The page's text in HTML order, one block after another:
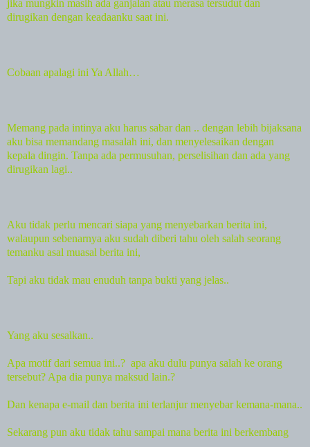
jika mungkin masih ada ganjalan atau merasa tersudut dan
dirugikan dengan keadaanku saat ini.
Cobaan apalagi ini Ya Allah…
Memang pada intinya aku harus sabar dan .. dengan lebih bijaksana
aku bisa memandang masalah ini, dan menyelesaikan dengan
kepala dingin. Tanpa ada permusuhan, perselisihan dan ada yang
dirugikan lagi..
Aku tidak perlu mencari siapa yang menyebarkan berita ini,
walaupun sebenarnya aku sudah diberi tahu oleh salah seorang
temanku asal muasal berita ini,
Tapi aku tidak mau enuduh tanpa bukti yang jelas..
Yang aku sesalkan..
Apa motif dari semua ini..? apa aku dulu punya salah ke orang
tersebut? Apa dia punya maksud lain.?
Dan kenapa e-mail dan berita ini terlanjur menyebar kemana-mana..
Sekarang pun aku tidak tahu sampai mana berita ini berkembang